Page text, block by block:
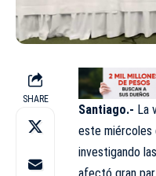
SHARE
Santiago.- La
este miércoles
investigando